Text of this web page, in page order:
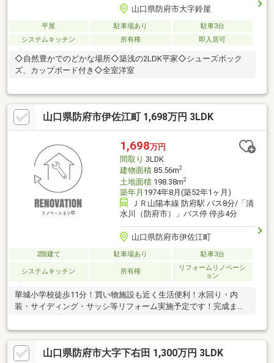
山口県防府市大字鈴屋
平屋 駐車場あり
駐車3台
システムキッチン
所有権 即入居可
◇自然豊かでのどかな場所◇築浅の2LDK平家◇シューズボック
ズ、カップボード付き◇全室洋室
山口県防府市伊佐江町 1,698万円 3LDK
1,698万円
間取り 3LDK
建物面積85.56m2
土地面積198.38m2
築年月 1974年8月(築52年1ヶ月)
ＪＲ山陽本線 防府駅 バス8分/「清
水川（防府市）」バス停 停歩4分
山口県防府市伊佐江町
2階建て 駐車場あり 駐車3台
システムキッチン 所有権
リフォームリノベーシ
ョン
華城小学校徒歩11分！買い物施設も近く生活便利！水回り・内
装・サイディング・サッシ等リフォーム実施予定です！完成まで
山口県防府市大字下右田 1,300万円 3LDK